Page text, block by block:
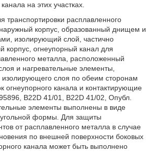
на этих участках.
транспортировки расплавленного
корпус, образованный днищем и
изолирующий слой, частично
огнеупорный канал для
металла, расположенный
и нагревательные элементы,
слоя по обеим сторонам
огнеупорного канала и контактирующие
B22D 41/01, B22D 41/02, Опубл.
элементы выполнены в виде
формы. Для защиты
от расплавленного металла в случае
по внешней поверхности боковых
канала может быть выполнено